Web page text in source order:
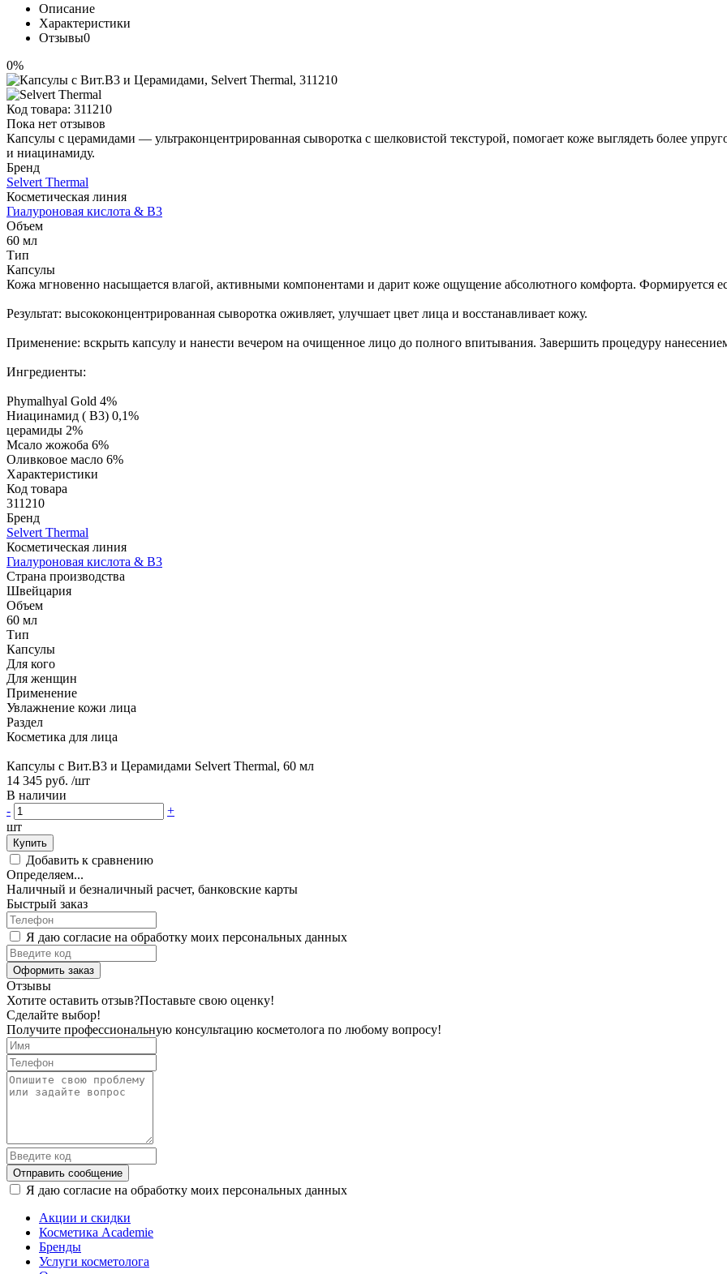
Описание
Характеристики
Отзывы0
0%
Код товара: 311210
Пока нет отзывов
Капсулы с церамидами — ультраконцентрированная сыворотка с шелковистой текстурой, помогает коже выглядеть более
и ниацинамиду.
Бренд
Selvert Thermal
Косметическая линия
Гиалуроновая кислота & B3
Объем
60 мл
Тип
Капсулы
Кожа мгновенно насыщается влагой, активными компонентами и дарит коже ощущение абсолютного комфорта. Формируется
Результат: высококонцентрированная сыворотка оживляет, улучшает цвет лица и восстанавливает кожу.
Применение: вскрыть капсулу и нанести вечером на очищенное лицо до полного впитывания. Завершить процедуру
Ингредиенты:
Phymalhyal Gold 4%
Ниацинамид ( B3) 0,1%
церамиды 2%
Мсало жожоба 6%
Оливковое масло 6%
Характеристики
Код товара
311210
Бренд
Selvert Thermal
Косметическая линия
Гиалуроновая кислота & B3
Страна производства
Швейцария
Объем
60 мл
Тип
Капсулы
Для кого
Для женщин
Применение
Увлажнение кожи лица
Раздел
Косметика для лица
Капсулы с Вит.В3 и Церамидами Selvert Thermal, 60 мл
14 345 руб. /шт
В наличии
-
+
шт
Купить
Добавить к сравнению
Определяем...
Наличный и безналичный расчет, банковские карты
Быстрый заказ
Я даю согласие на обработку моих персональных данных
Оформить заказ
Отзывы
Хотите оставить отзыв?Поставьте свою оценку!
Сделайте выбор!
Получите профессиональную консультацию косметолога по любому вопросу!
Отправить сообщение
Я даю согласие на обработку моих персональных данных
Акции и скидки
Косметика Academie
Бренды
Услуги косметолога